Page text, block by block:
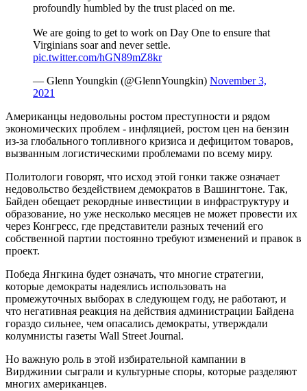
profoundly humbled by the trust placed on me.
We are going to get to work on Day One to ensure that
Virginians soar and never settle.
pic.twitter.com/hGN89mZ8kr
— Glenn Youngkin (@GlennYoungkin) November 3,
2021
Американцы недовольны ростом преступности и рядом
экономических проблем - инфляцией, ростом цен на бензин
из-за глобального топливного кризиса и дефицитом товаров,
вызванным логистическими проблемами по всему миру.
Политологи говорят, что исход этой гонки также означает
недовольство бездействием демократов в Вашингтоне. Так,
Байден обещает рекордные инвестиции в инфраструктуру и
образование, но уже несколько месяцев не может провести их
через Конгресс, где представители разных течений его
собственной партии постоянно требуют изменений и правок в
проект.
Победа Янгкина будет означать, что многие стратегии,
которые демократы надеялись использовать на
промежуточных выборах в следующем году, не работают, и
что негативная реакция на действия администрации Байдена
гораздо сильнее, чем опасались демократы, утверждали
колумнисты газеты Wall Street Journal.
Но важную роль в этой избирательной кампании в
Вирджинии сыграли и культурные споры, которые разделяют
многих американцев.